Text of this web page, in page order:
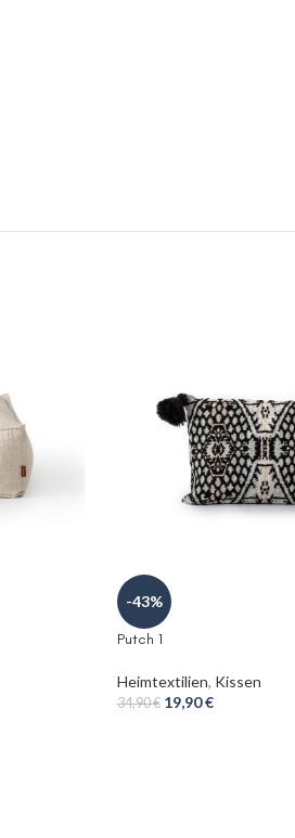
-43%
Putch 1
Heimtextilien, Kissen
34,90€ 19,90€